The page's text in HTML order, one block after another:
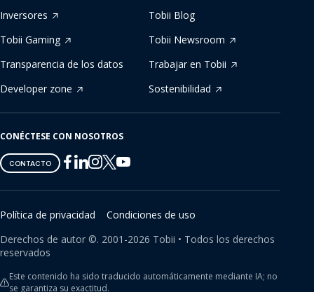
Inversores
Tobii Blog
Tobii Gaming
Tobii Newsroom
Transparencia de los datos
Trabajar en Tobii
Developer zone
Sostenibilidad
CONÉCTESE CON NOSOTROS
CONTACTO
Tobii
on
Facebook
Tobii
on
Linkedin
Tobii
on
Instagram
Tobii
on
Twitter
Tobii
on
Youtube
Política de privacidad
Condiciones de uso
Derechos de autor ©. 2001-2026 Tobii • Todos los derechos
reservados
Este contenido ha sido traducido automáticamente mediante IA; no
se garantiza su exactitud.